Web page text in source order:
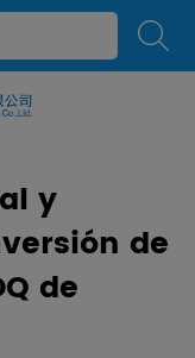
de cajas
y
de
de